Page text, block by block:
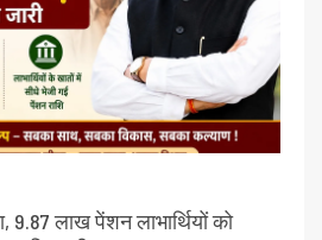
9.87 लाख पेंशन लाभार्थियों को